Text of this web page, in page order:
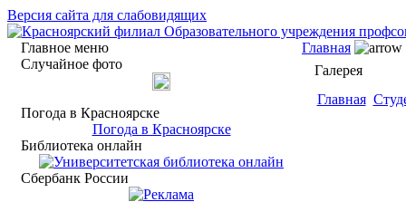
Версия сайта для слабовидящих
Главное меню
Случайное фото
Погода в Красноярске
Погода в Красноярске
Библиотека онлайн
Сбербанк России
Главная
Галерея
Главная